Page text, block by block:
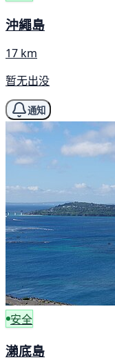
沖繩島
17 km
暂无出没
通知
安全
瀨底島